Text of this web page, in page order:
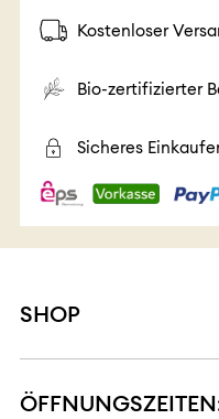
Kostenloser
Bio-zertifizierter
Sicheres
SHOP